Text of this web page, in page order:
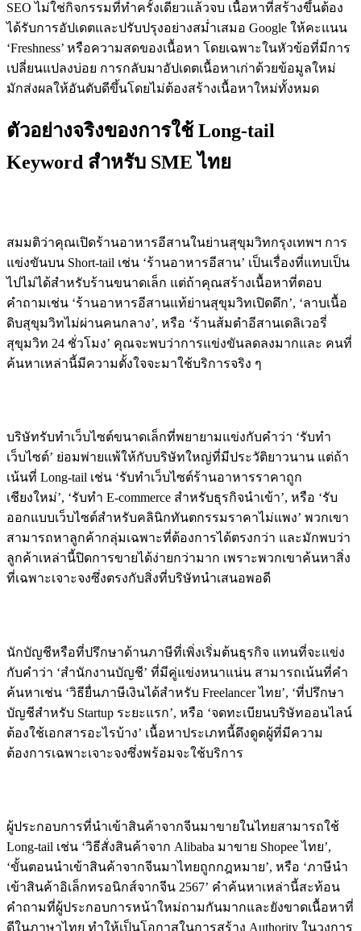
SEO ไม่ใช่กิจกรรมที่ทำครั้งเดียวแล้วจบ เนื้อหาที่สร้างขึ้นต้อง
ได้รับการอัปเดตและปรับปรุงอย่างสม่ำเสมอ Google ให้คะแนน
‘Freshness’ หรือความสดของเนื้อหา โดยเฉพาะในหัวข้อที่มีการ
เปลี่ยนแปลงบ่อย การกลับมาอัปเดตเนื้อหาเก่าด้วยข้อมูลใหม่
มักส่งผลให้อันดับดีขึ้นโดยไม่ต้องสร้างเนื้อหาใหม่ทั้งหมด
ตัวอย่างจริงของการใช้ Long-tail
Keyword สำหรับ SME ไทย
สมมติว่าคุณเปิดร้านอาหารอีสานในย่านสุขุมวิทกรุงเทพฯ การ
แข่งขันบน Short-tail เช่น ‘ร้านอาหารอีสาน’ เป็นเรื่องที่แทบเป็น
ไปไม่ได้สำหรับร้านขนาดเล็ก แต่ถ้าคุณสร้างเนื้อหาที่ตอบ
คำถามเช่น ‘ร้านอาหารอีสานแท้ย่านสุขุมวิทเปิดดึก’, ‘ลาบเนื้อ
ดิบสุขุมวิทไม่ผ่านคนกลาง’, หรือ ‘ร้านส้มตำอีสานเดลิเวอรี่
สุขุมวิท 24 ชั่วโมง’ คุณจะพบว่าการแข่งขันลดลงมากและ คนที่
ค้นหาเหล่านี้มีความตั้งใจจะมาใช้บริการจริง ๆ
บริษัทรับทำเว็บไซต์ขนาดเล็กที่พยายามแข่งกับคำว่า ‘รับทำ
เว็บไซต์’ ย่อมพ่ายแพ้ให้กับบริษัทใหญ่ที่มีประวัติยาวนาน แต่ถ้า
เน้นที่ Long-tail เช่น ‘รับทำเว็บไซต์ร้านอาหารราคาถูก
เชียงใหม่’, ‘รับทำ E-commerce สำหรับธุรกิจนำเข้า’, หรือ ‘รับ
ออกแบบเว็บไซต์สำหรับคลินิกทันตกรรมราคาไม่แพง’ พวกเขา
สามารถหาลูกค้ากลุ่มเฉพาะที่ต้องการได้ตรงกว่า และมักพบว่า
ลูกค้าเหล่านี้ปิดการขายได้ง่ายกว่ามาก เพราะพวกเขาค้นหาสิ่ง
ที่เฉพาะเจาะจงซึ่งตรงกับสิ่งที่บริษัทนำเสนอพอดี
นักบัญชีหรือที่ปรึกษาด้านภาษีที่เพิ่งเริ่มต้นธุรกิจ แทนที่จะแข่ง
กับคำว่า ‘สำนักงานบัญชี’ ที่มีคู่แข่งหนาแน่น สามารถเน้นที่คำ
ค้นหาเช่น ‘วิธียื่นภาษีเงินได้สำหรับ Freelancer ไทย’, ‘ที่ปรึกษา
บัญชีสำหรับ Startup ระยะแรก’, หรือ ‘จดทะเบียนบริษัทออนไลน์
ต้องใช้เอกสารอะไรบ้าง’ เนื้อหาประเภทนี้ดึงดูดผู้ที่มีความ
ต้องการเฉพาะเจาะจงซึ่งพร้อมจะใช้บริการ
ผู้ประกอบการที่นำเข้าสินค้าจากจีนมาขายในไทยสามารถใช้
Long-tail เช่น ‘วิธีสั่งสินค้าจาก Alibaba มาขาย Shopee ไทย’,
‘ขั้นตอนนำเข้าสินค้าจากจีนมาไทยถูกกฎหมาย’, หรือ ‘ภาษีนำ
เข้าสินค้าอิเล็กทรอนิกส์จากจีน 2567’ คำค้นหาเหล่านี้สะท้อน
คำถามที่ผู้ประกอบการหน้าใหม่ถามกันมากและยังขาดเนื้อหาที่
ดีในภาษาไทย ทำให้เป็นโอกาสในการสร้าง Authority ในวงการ